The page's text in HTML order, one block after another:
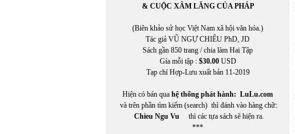
& CUỘC XÂM LĂNG CỦA PHÁP
(Biên khảo sử học Việt Nam xã hội văn hóa.)
Tác giả VŨ NGỰ CHIÊU PhD, JD
Sách gần 850 trang / chia làm Hai Tập
Gía mỗi tập : $30.00USD
Tạp chí Hợp-Lưu xuất bản 11-2019
Hiện có bán qua hệ thống phát hành: LuLu.com
và trên phần tìm kiếm (search) thì đánh vào hàng chữ:
Chieu Ngu Vu thì các tựa sách sẽ hiện ra.
***